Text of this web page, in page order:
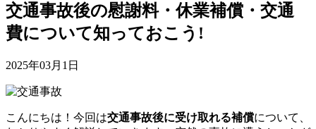
交通事故後の慰謝料・休業補償・交通
費について知っておこう!
2025年03月1日
こんにちは！今回は交通事故後に受け取れる補償について、